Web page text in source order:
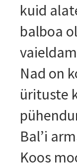
kuid
balboa
Nad on
ürituste
Bal’i
Koos